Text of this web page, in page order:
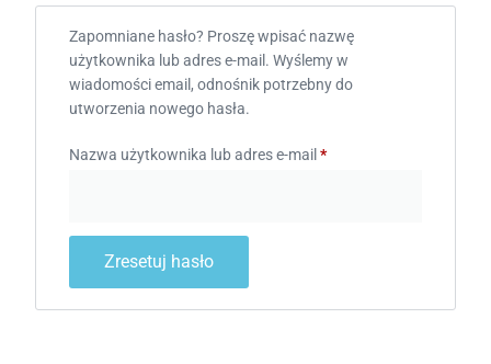
Zapomniane hasło? Proszę wpisać nazwę
użytkownika lub adres e-mail. Wyślemy w
wiadomości email, odnośnik potrzebny do
utworzenia nowego hasła.
Nazwa użytkownika lub adres e-mail *
Zresetuj hasło